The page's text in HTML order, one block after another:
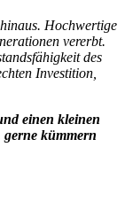
Hochwertige
vererbt.
des
Investition,
einen kleinen
gerne kümmern